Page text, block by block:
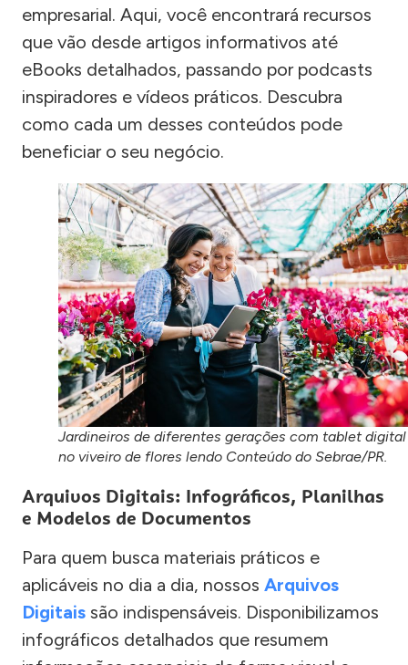
empresarial. Aqui, você encontrará recursos
que vão desde artigos informativos até
eBooks detalhados, passando por podcasts
inspiradores e vídeos práticos. Descubra
como cada um desses conteúdos pode
beneficiar o seu negócio.
Jardineiros de diferentes gerações com tablet digital
no viveiro de flores lendo Conteúdo do Sebrae/PR.
Arquivos Digitais: Infográficos, Planilhas
e Modelos de Documentos
Para quem busca materiais práticos e
aplicáveis no dia a dia, nossos Arquivos
Digitais são indispensáveis. Disponibilizamos
infográficos detalhados que resumem